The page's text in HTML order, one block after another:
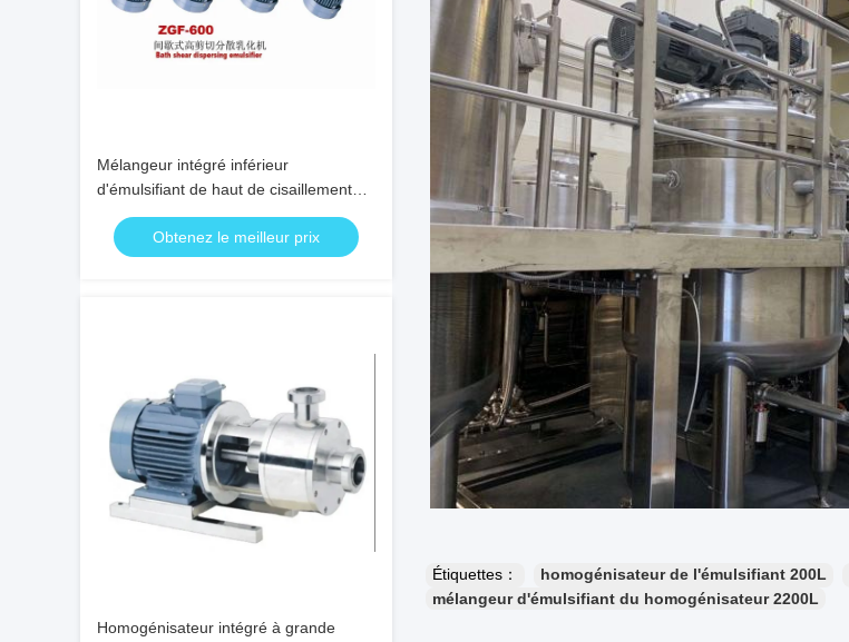
Mélangeur intégré inférieur
d'émulsifiant de haut de cisaillement
mélangeur crème cosmétique de
homogénisateur
Obtenez le meilleur prix
Homogénisateur intégré à grande
Étiquettes： homogénisateur de l'émulsifiant 200L
mélangeur d'émulsifiant du homogénisateur 2200L